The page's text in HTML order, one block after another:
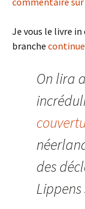
Je vous le livre in
branche
On lira
des